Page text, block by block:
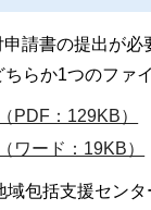
請書の提出が必
らか1つのファ
PDF：129KB）
ワード：19KB）
包括支援センタ